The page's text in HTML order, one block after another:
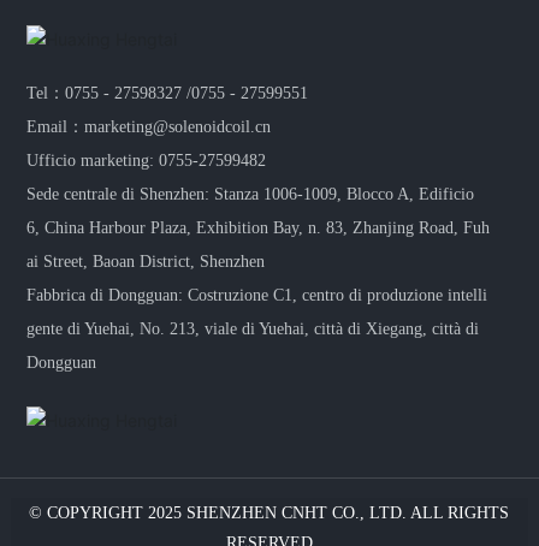
Tel：0755 - 27598327 /0755 - 27599551
Email：marketing@solenoidcoil.cn
Ufficio marketing: 0755-27599482
Sede centrale di Shenzhen: Stanza 1006-1009, Blocco A, Edificio
6, China Harbour Plaza, Exhibition Bay, n. 83, Zhanjing Road, Fuh
ai Street, Baoan District, Shenzhen
Fabbrica di Dongguan: Costruzione C1, centro di produzione intelli
gente di Yuehai, No. 213, viale di Yuehai, città di Xiegang, città di
Dongguan
© COPYRIGHT 2025 SHENZHEN CNHT CO., LTD. ALL RIGHTS